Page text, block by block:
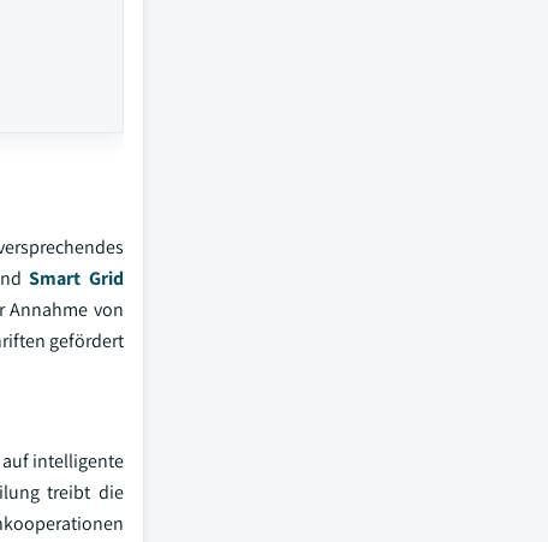
Smart Grid
Annahme von
gefördert
auf intelligente
treibt die